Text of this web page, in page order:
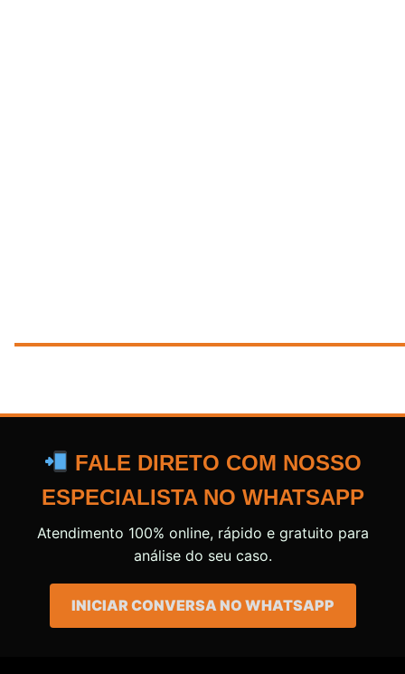
FALE DIRETO COM NOSSO
ESPECIALISTA NO WHATSAPP
Atendimento 100% online, rápido e gratuito para
análise do seu caso.
INICIAR CONVERSA NO WHATSAPP